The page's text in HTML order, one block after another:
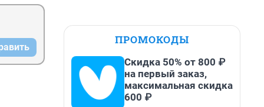
ПРОМОКОДЫ
Скидка 50% от 800 ₽
на первый заказ,
максимальная скидка
600 ₽